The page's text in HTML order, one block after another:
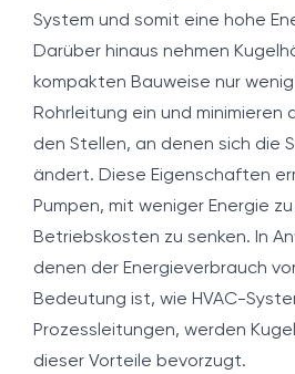
System und somit eine hohe
Darüber hinaus nehmen
kompakten Bauweise nur
Rohrleitung ein und minimieren
den Stellen, an denen sich die
ändert. Diese Eigenschaften
Pumpen, mit weniger Energie
Betriebskosten zu senken. In
denen der Energieverbrauch
Bedeutung ist, wie HVAC-
Prozessleitungen, werden
dieser Vorteile bevorzugt.